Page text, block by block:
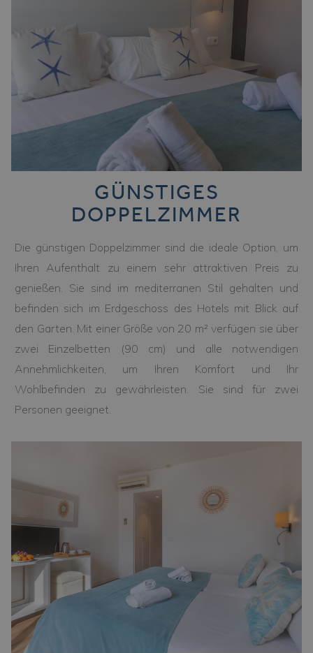
GÜNSTIGES
DOPPELZIMMER
Die günstigen Doppelzimmer sind die ideale Option, um
Ihren Aufenthalt zu einem sehr attraktiven Preis zu
genießen. Sie sind im mediterranen Stil gehalten und
befinden sich im Erdgeschoss des Hotels mit Blick auf
den Garten. Mit einer Größe von 20 m² verfügen sie über
zwei Einzelbetten (90 cm) und alle notwendigen
Annehmlichkeiten, um Ihren Komfort und Ihr
Wohlbefinden zu gewährleisten. Sie sind für zwei
Personen geeignet.